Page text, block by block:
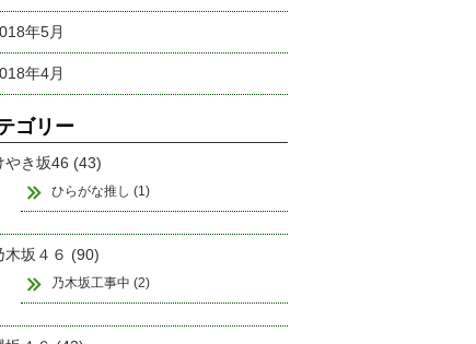
年5月
年4月
ゴリー
やき坂46 (43)
ひらがな推し (1)
木坂４６ (90)
乃木坂工事中 (2)